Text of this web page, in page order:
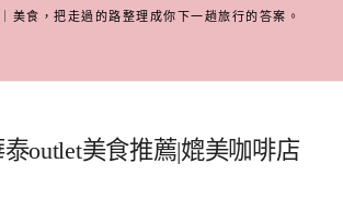
美食，把走過的路整理成你下一趟旅行的答案。
outlet美食推薦|媲美咖啡店